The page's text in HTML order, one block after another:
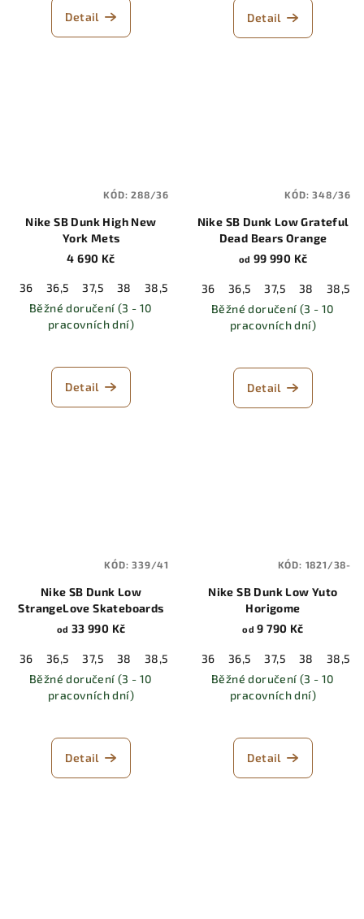
Detail Detail
Nike SB Dunk High New
York Mets
4 690 Kč
36 36,5 37,5 38 38,5 40 40,5 41 42
42,5
Běžné doručení (3 - 10
pracovních dní)
Detail
KÓD:288/36
Nike SB Dunk Low Grateful
Dead Bears Orange
od 99 990 Kč
36 36,5 37,5 38 38,5
Běžné doručení (3 - 10
pracovních dní)
Detail
KÓD:348/36
Nike SB Dunk Low
StrangeLove Skateboards
od 33 990 Kč
36 36,5 37,5 38 38,5 40 40,5 41 42
42,5
Běžné doručení (3 - 10
pracovních dní)
Detail
KÓD:339/41
Nike SB Dunk Low Yuto
Horigome
od 9 790 Kč
36 36,5 37,5 38 38,5
Běžné doručení (3 - 10
pracovních dní)
Detail
KÓD: 1821/38-